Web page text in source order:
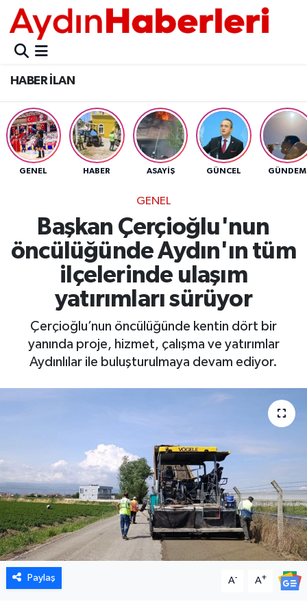
HABER İLAN
GENEL HABER ASAYİŞ GÜNCEL GÜNDEM
GENEL
Başkan Çerçioğlu'nun
öncülüğünde Aydın'ın tüm
ilçelerinde ulaşım
yatırımları sürüyor
Çerçioğlu’nun öncülüğünde kentin dört bir
yanında proje, hizmet, çalışma ve yatırımlar
Aydınlılar ile buluşturulmaya devam ediyor.
Paylaş A- A+
GÜNCEL
POLİTİKA
BELEDİYELER
ASAYİŞ
BÜLTEN
ÇEVRE
DIŞ
DÜNYA
EGE
BİLİM VE TEKNOLOJİ
GENEL
GÜNDEM
HABERDE İNSAN
Aydın Nöbetçi Eczaneler
Aydın Hava Durumu
Aydin Namaz Vakitleri
Aydın Trafik Yoğunluk Haritası
Tüm Manşetler
Son Dakika Haberleri
Haber Arşivi